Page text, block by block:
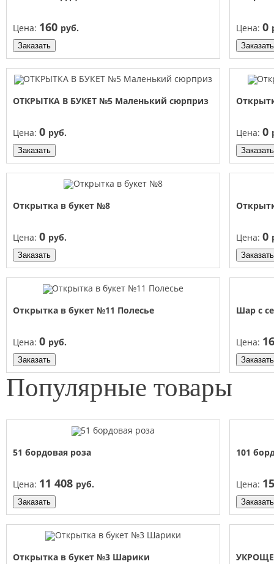
Цена: 160 руб.
Заказать
Цена: 0
Заказать
ОТКРЫТКА В БУКЕТ №5 Маленький сюрприз
Цена: 0 руб.
Заказать
Цена: 0
Заказать
Открытка в букет №8
Цена: 0 руб.
Заказать
Цена: 0
Заказать
Открытка в букет №11 Полесье
Цена: 0 руб.
Заказать
Шар с
Цена:
Заказать
Популярные товары
51 бордовая роза
Цена: 11 408 руб.
Заказать
101
Цена:
Заказать
Открытка в букет №3 Шарики